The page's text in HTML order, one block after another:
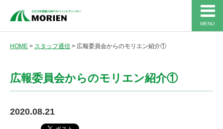
MENU
HOME > スタッフ通信 > 広報委員会からのモリエン紹介①
広報委員会からのモリエン紹介①
2020.08.21